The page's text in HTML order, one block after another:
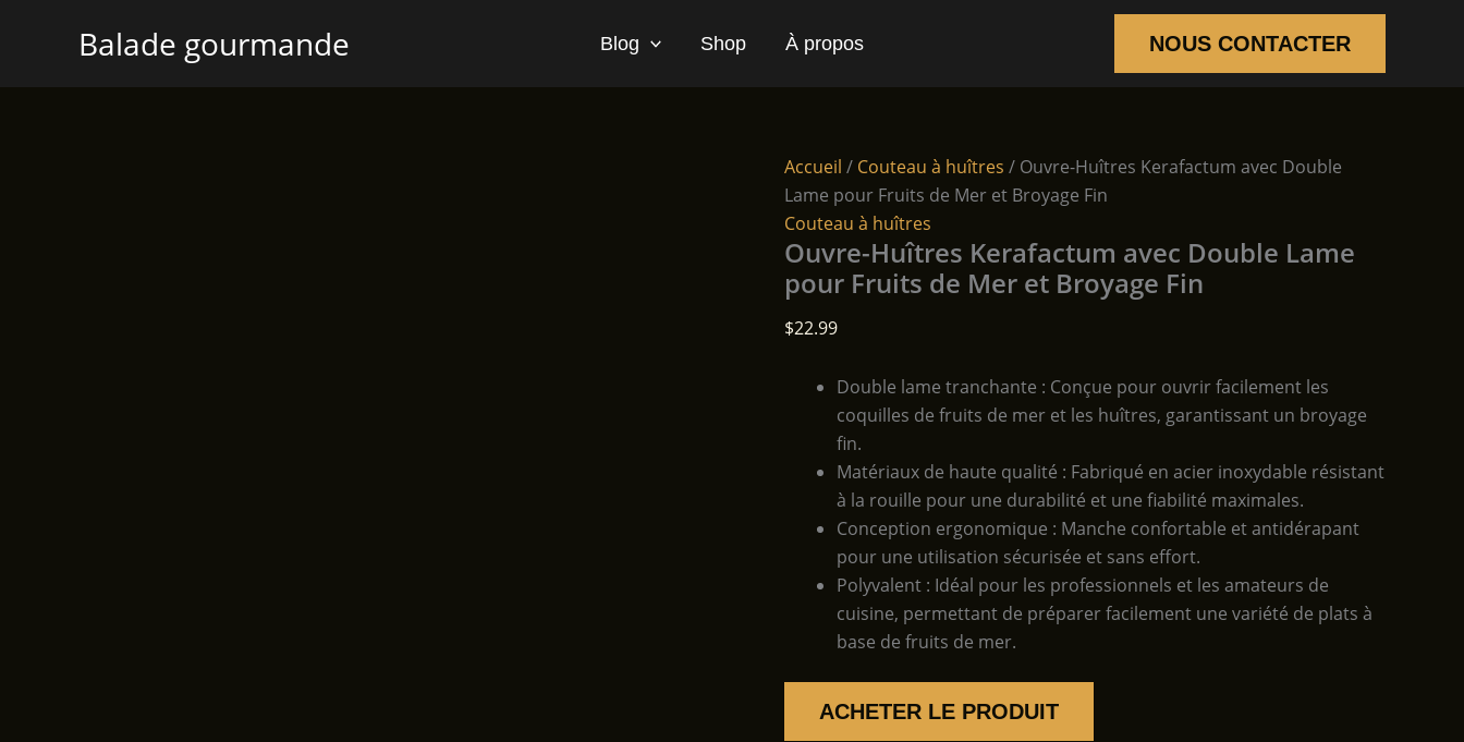
Balade gourmande Blog Shop À propos NOUS CONTACTER
Accueil / Couteau à huîtres / Ouvre-Huîtres Kerafactum avec Double
Lame pour Fruits de Mer et Broyage Fin
Couteau à huîtres
Ouvre-Huîtres Kerafactum avec Double Lame
pour Fruits de Mer et Broyage Fin
$22.99
Double lame tranchante : Conçue pour ouvrir facilement les
coquilles de fruits de mer et les huîtres, garantissant un broyage
fin.
Matériaux de haute qualité : Fabriqué en acier inoxydable résistant
à la rouille pour une durabilité et une fiabilité maximales.
Conception ergonomique : Manche confortable et antidérapant
pour une utilisation sécurisée et sans effort.
Polyvalent : Idéal pour les professionnels et les amateurs de
cuisine, permettant de préparer facilement une variété de plats à
base de fruits de mer.
ACHETER LE PRODUIT